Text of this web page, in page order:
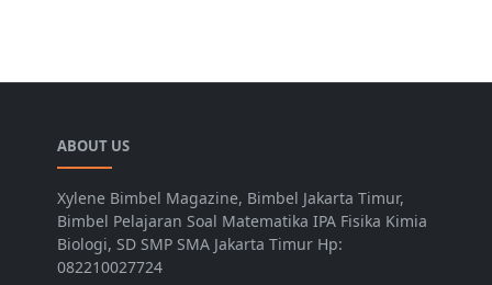
ABOUT US
Xylene Bimbel Magazine, Bimbel Jakarta Timur,
Bimbel Pelajaran Soal Matematika IPA Fisika Kimia
Biologi, SD SMP SMA Jakarta Timur Hp:
082210027724